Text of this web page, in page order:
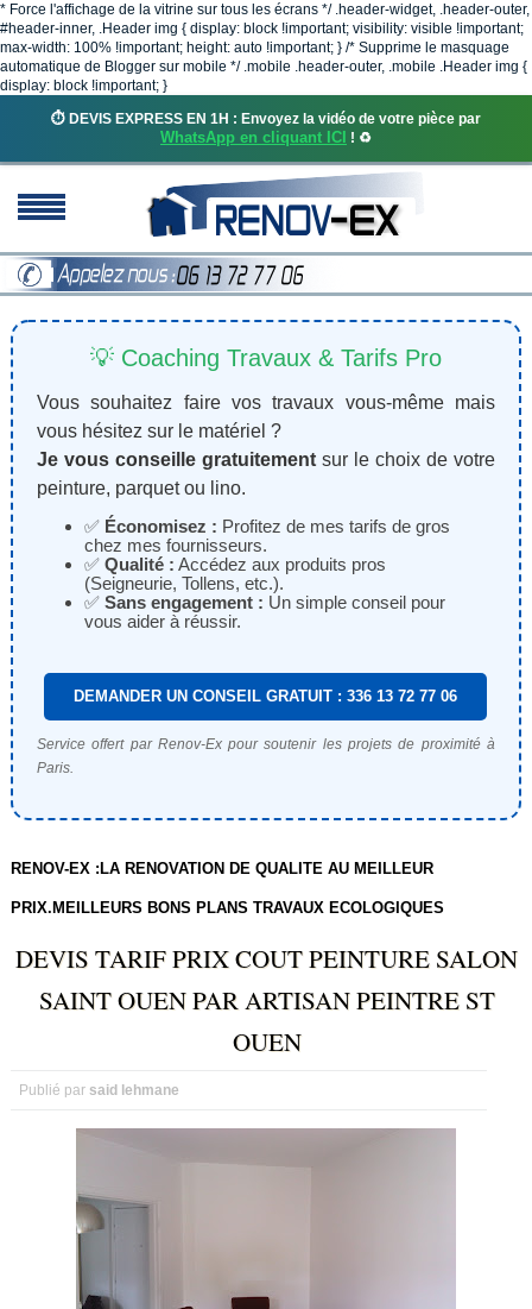
* Force l'affichage de la vitrine sur tous les écrans */ .header-widget, .header-outer,
#header-inner, .Header img { display: block !important; visibility: visible !important;
max-width: 100% !important; height: auto !important; } /* Supprime le masquage
automatique de Blogger sur mobile */ .mobile .header-outer, .mobile .Header img {
display: block !important; }
⏱️ DEVIS EXPRESS EN 1H : Envoyez la vidéo de votre pièce par
WhatsApp en cliquant ICI ! ♻️
💡 Coaching Travaux & Tarifs Pro
Vous souhaitez faire vos travaux vous-même mais
vous hésitez sur le matériel ?
Je vous conseille gratuitementsur le choix de votre
peinture, parquet ou lino.
✅ Économisez : Profitez de mes tarifs de gros
chez mes fournisseurs.
✅ Qualité : Accédez aux produits pros
(Seigneurie, Tollens, etc.).
✅ Sans engagement : Un simple conseil pour
vous aider à réussir.
DEMANDER UN CONSEIL GRATUIT : 336 13 72 77 06
Service offert par Renov-Ex pour soutenir les projets de proximité à
Paris.
RENOV-EX :LA RENOVATION DE QUALITE AU MEILLEUR
PRIX.MEILLEURS BONS PLANS TRAVAUX ECOLOGIQUES
DEVIS TARIF PRIX COUT PEINTURE SALON
SAINT OUEN PAR ARTISAN PEINTRE ST
OUEN
Publié par said lehmane